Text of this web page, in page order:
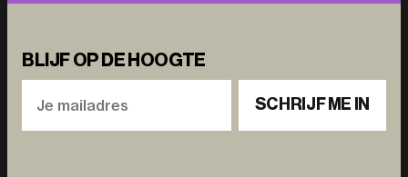
BLIJF OP DE HOOGTE
SCHRIJF ME IN